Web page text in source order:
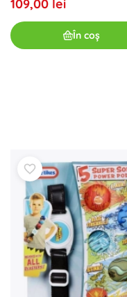
109,00 lei
În coș